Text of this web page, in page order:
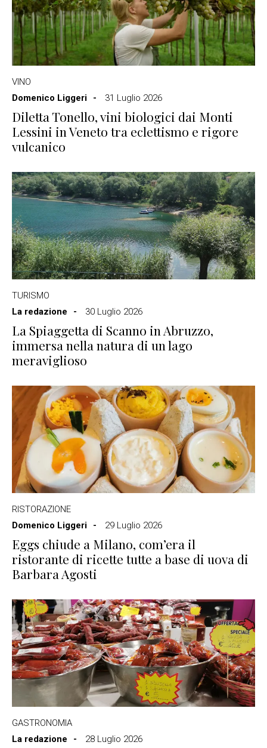
VINO
Domenico Liggeri
31 Luglio 2026
Diletta Tonello, vini biologici dai Monti
Lessini in Veneto tra eclettismo e rigore
vulcanico
TURISMO
La redazione
30 Luglio 2026
La Spiaggetta di Scanno in Abruzzo,
immersa nella natura di un lago
meraviglioso
RISTORAZIONE
Domenico Liggeri
29 Luglio 2026
Eggs chiude a Milano, com’era il
ristorante di ricette tutte a base di uova di
Barbara Agosti
GASTRONOMIA
La redazione
28 Luglio 2026